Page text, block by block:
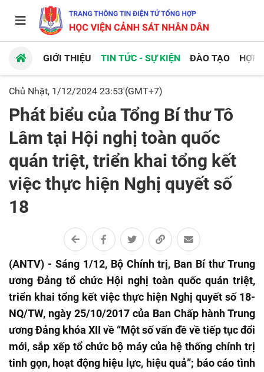
GIỚI THIỆU TIN TỨC - SỰ KIỆN ĐÀO TẠO HỢP
Chủ Nhật, 1/12/2024 23:53'(GMT+7)
Phát biểu của Tổng Bí thư Tô
Lâm tại Hội nghị toàn quốc
quán triệt, triển khai tổng kết
việc thực hiện Nghị quyết số
18
(ANTV) - Sáng 1/12, Bộ Chính trị, Ban Bí thư Trung
ương Đảng tổ chức Hội nghị toàn quốc quán triệt,
triển khai tổng kết việc thực hiện Nghị quyết số 18-
NQ/TW, ngày 25/10/2017 của Ban Chấp hành Trung
ương Đảng khóa XII về “Một số vấn đề về tiếp tục đổi
mới, sắp xếp tổ chức bộ máy của hệ thống chính trị
tinh gọn, hoạt động hiệu lực, hiệu quả”; báo cáo tình